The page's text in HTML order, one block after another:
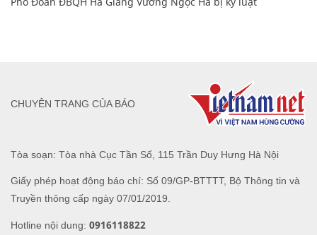
Tòa soạn: Tòa nhà Cục Tần Số, 115 Trần Duy Hưng Hà Nội
Giấy phép hoạt động báo chí: Số 09/GP-BTTTT, Bộ Thông tin và
Truyền thông cấp ngày 07/01/2019.
Hotline nội dung: 0916118822
CHUYÊN TRANG CỦA BÁO